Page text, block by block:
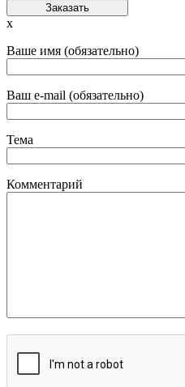
Заказать
x
Ваше имя (обязательно)
Ваш e-mail (обязательно)
Тема
Комментарий